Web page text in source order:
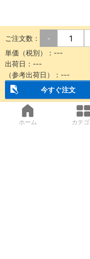
ご注文数： -
単価（税別）： ---
出荷日： ---
（参考出荷日）： ---
今すぐ注文
ホーム カテゴ